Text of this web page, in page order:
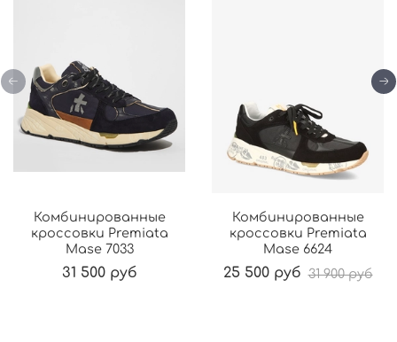
Комбинированные
кроссовки Premiata
Mase 7033
31 500 руб
Комбинированные
кроссовки Premiata
Mase 6624
25 500 руб 31 900 руб